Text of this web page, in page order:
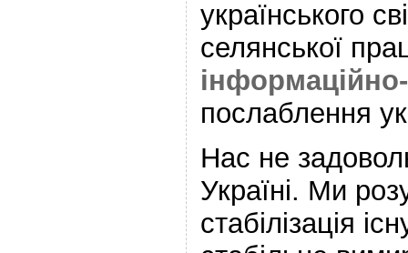
українського
селянської
послаблення
Нас не
Україні. Ми
стабілізація